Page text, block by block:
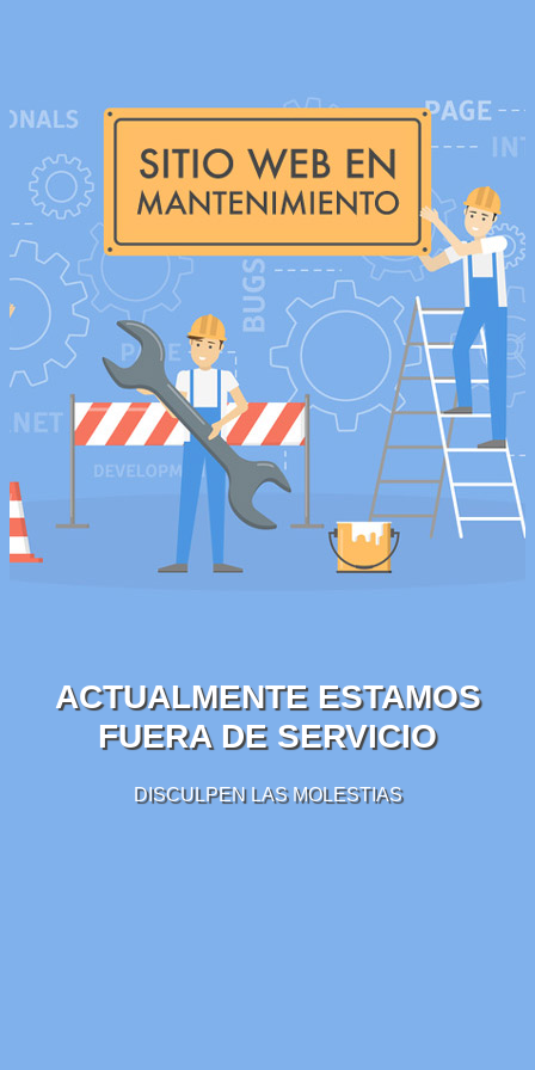
ACTUALMENTE ESTAMOS
FUERA DE SERVICIO
DISCULPEN LAS MOLESTIAS